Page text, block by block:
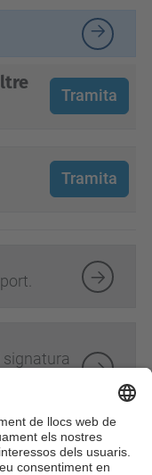
Tramita
Tramita